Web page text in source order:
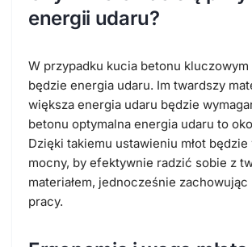
energii udaru?
W przypadku kucia betonu kluczowym
będzie energia udaru. Im twardszy
większa energia udaru będzie
betonu optymalna energia udaru to
Dzięki takiemu ustawieniu młot
mocny, by efektywnie radzić sobie z
materiałem, jednocześnie
pracy.